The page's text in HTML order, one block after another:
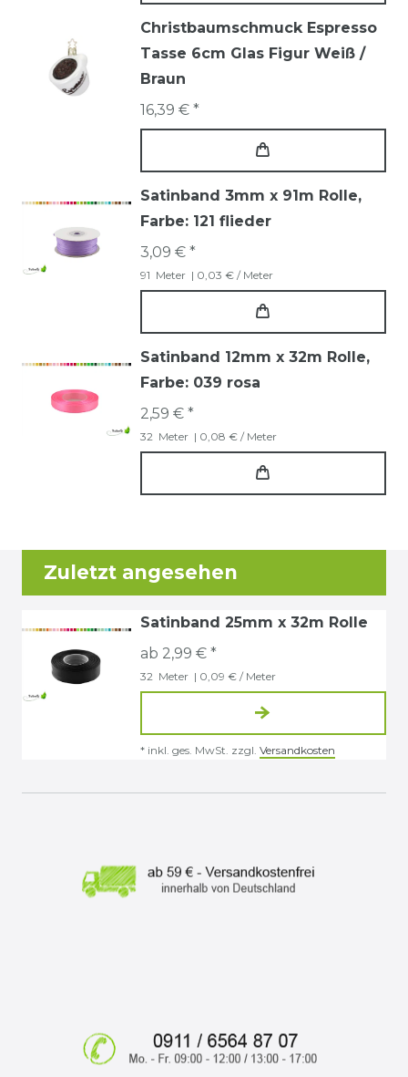
Christbaumschmuck Espresso
Tasse 6cm Glas Figur Weiß /
Braun
16,39 € *
Satinband 3mm x 91m Rolle,
Farbe: 121 flieder
3,09 € *
91 Meter | 0,03 € / Meter
Satinband 12mm x 32m Rolle,
Farbe: 039 rosa
2,59 € *
32 Meter | 0,08 € / Meter
Zuletzt angesehen
Satinband 25mm x 32m Rolle
ab 2,99 € *
32 Meter | 0,09 € / Meter
* inkl. ges. MwSt. zzgl. Versandkosten